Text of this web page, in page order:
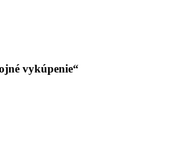
vykúpenie“